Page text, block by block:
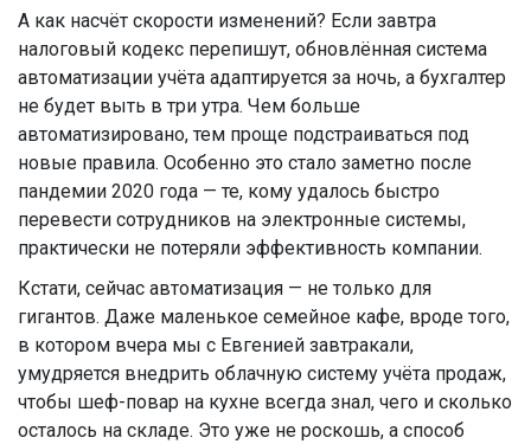
А как насчёт скорости изменений? Если завтра
налоговый кодекс перепишут, обновлённая система
автоматизации учёта адаптируется за ночь, а бухгалтер
не будет выть в три утра. Чем больше
автоматизировано, тем проще подстраиваться под
новые правила. Особенно это стало заметно после
пандемии 2020 года — те, кому удалось быстро
перевести сотрудников на электронные системы,
практически не потеряли эффективность компании.
Кстати, сейчас автоматизация — не только для
гигантов. Даже маленькое семейное кафе, вроде того,
в котором вчера мы с Евгенией завтракали,
умудряется внедрить облачную систему учёта продаж,
чтобы шеф-повар на кухне всегда знал, чего и сколько
осталось на складе. Это уже не роскошь, а способ